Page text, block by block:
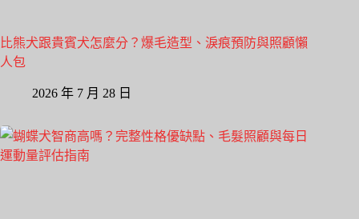
比熊犬跟貴賓犬怎麼分？爆毛造型、淚痕預防與照顧懶
人包
2026 年 7 月 28 日